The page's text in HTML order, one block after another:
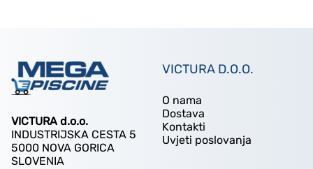
VICTURA d.o.o.
INDUSTRIJSKA CESTA 5
5000 NOVA GORICA
SLOVENIA
VICTURA D.O.O.
O nama
Dostava
Kontakti
Uvjeti poslovanja